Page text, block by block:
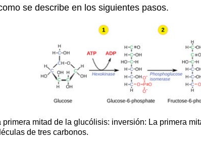
se describe en los siguientes pasos.
primera mitad de la glucólisis: inversión: La primera
de tres carbonos.